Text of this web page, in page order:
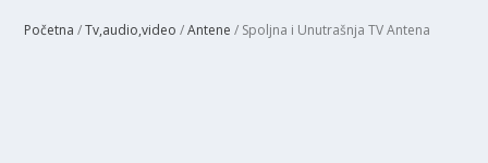
Početna /Tv,audio,video /Antene / Spoljna i Unutrašnja TV Antena